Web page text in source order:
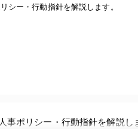
シー・行動指針を解説します。
ポリシー・行動指針を解説し